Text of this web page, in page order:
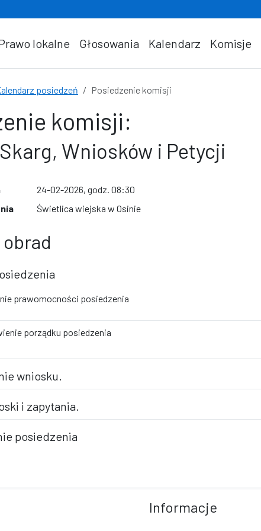
lokalne Głosowania Kalendarz Komisje
posiedzeń Posiedzenie komisji
komisji:
Wniosków i Petycji
24-02-2026, godz. 08:30
Świetlica wiejska w Osinie
prawomocności posiedzenia
porządku posiedzenia
wniosku.
i zapytania.
posiedzenia
Informacje